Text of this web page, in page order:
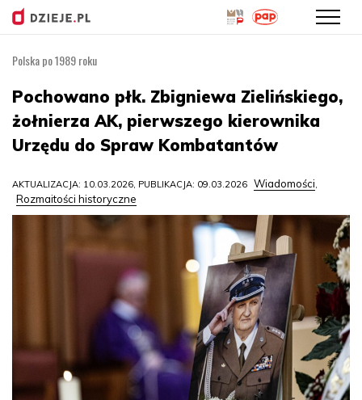
treści
Polska po 1989 roku
Pochowano płk. Zbigniewa Zielińskiego,
żołnierza AK, pierwszego kierownika
Urzędu do Spraw Kombatantów
AKTUALIZACJA: 10.03.2026, PUBLIKACJA: 09.03.2026 Wiadomości,
Rozmaitości historyczne